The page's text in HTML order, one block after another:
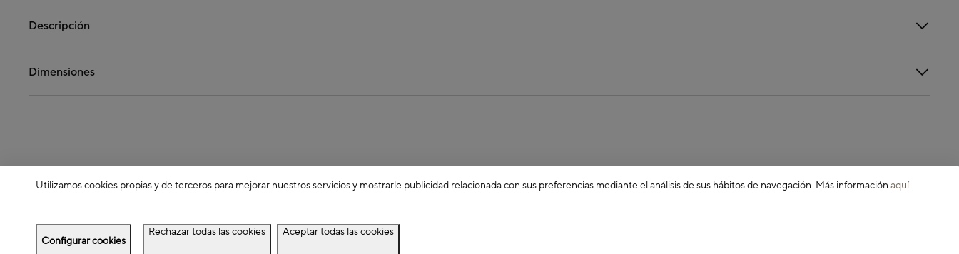
Descripción
Dimensiones
Utilizamos cookies propias y de terceros para mejorar nuestros servicios y mostrarle publicidad relacionada con sus preferencias mediante el análisis de sus hábitos de navegación. Más información aquí.
Configurar cookies
Rechazar todas las cookies Aceptar todas las cookies